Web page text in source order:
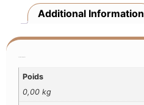
Additional Information
Poids
0,00 kg